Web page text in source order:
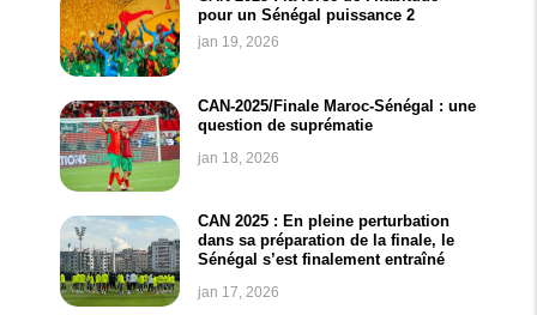
pour un Sénégal puissance 2
jan 19, 2026
CAN-2025/Finale Maroc-Sénégal : une
question de suprématie
jan 18, 2026
CAN 2025 : En pleine perturbation
dans sa préparation de la finale, le
Sénégal s’est finalement entraîné
jan 17, 2026